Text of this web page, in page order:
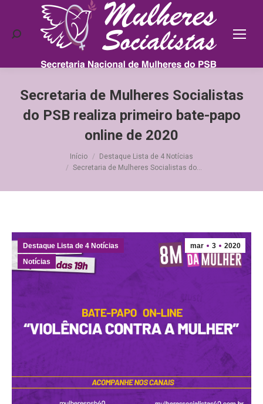
Search:
Secretaria de Mulheres Socialistas
do PSB realiza primeiro bate-papo
online de 2020
Você está aqui:
Início
Destaque Lista de 4 Notícias
Secretaria de Mulheres Socialistas do…
mar 3 2020
Destaque Lista de 4 Notícias
Notícias